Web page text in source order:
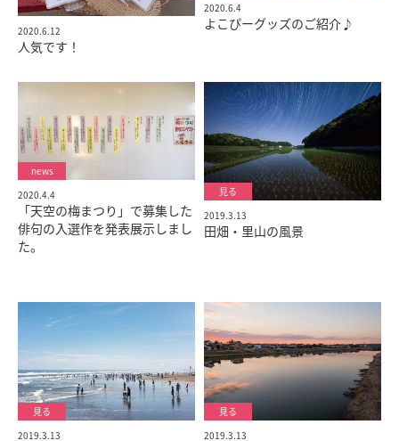
2020.6.12
人気です！
2020.6.4
よこぴーグッズのご紹介♪
2020.4.4
「天空の梅まつり」で募集した
俳句の入選作を発表展示しまし
た。
2019.3.13
田畑・里山の風景
2019.3.13 2019.3.13